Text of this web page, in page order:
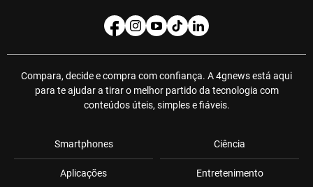
Compara, decide e compra com confiança. A 4gnews está aqui
para te ajudar a tirar o melhor partido da tecnologia com
conteúdos úteis, simples e fiáveis.
Smartphones
Aplicações
Ciência
Entretenimento